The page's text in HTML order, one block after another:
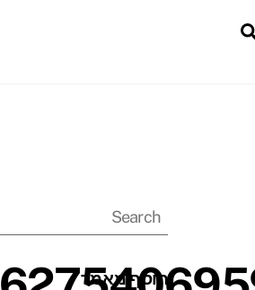
Search
הוסף מאמר